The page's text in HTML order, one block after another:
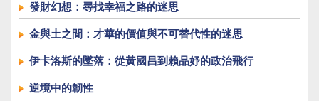
發財幻想：尋找幸福之路的迷思
金與土之間：才華的價值與不可替代性的迷思
伊卡洛斯的墜落：從黃國昌到賴品妤的政治飛行
逆境中的韌性